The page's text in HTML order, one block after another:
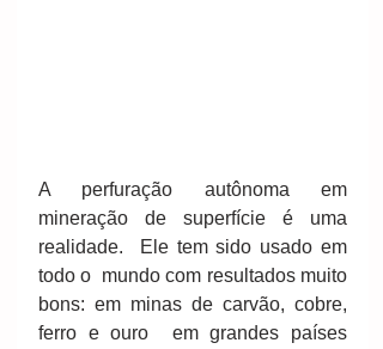
A perfuração autônoma em
mineração de superfície é uma
realidade.  Ele tem sido usado em
todo o  mundo com resultados muito
bons: em minas de carvão, cobre,
ferro e ouro  em grandes países